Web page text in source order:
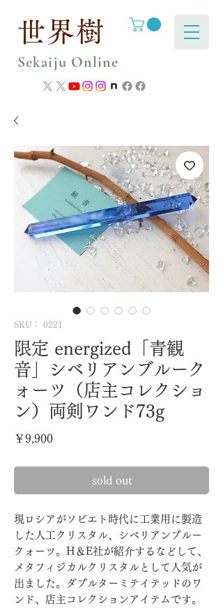
世界樹
Sekaiju Online
SKU： 0221
限定 energized「青観
音」シベリアンブルーク
ォーツ（店主コレクショ
ン）両剣ワンド73g
￥9,900価
sold out
現ロシアがソビエト時代に工業用に製造
した人工クリスタル、シベリアンブルー
クォーツ。H＆E社が紹介するなどして、
メタフィジカルクリスタルとして人気が
出ました。ダブルターミテイテッドのワ
ンド、店主コレクションアイテムです。